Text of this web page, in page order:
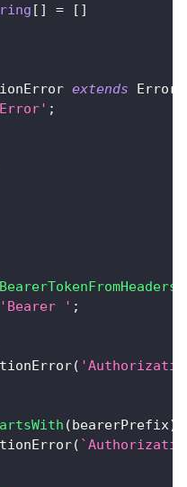
[ ] = [ ]
extends Error
;
'Bearer ' ;
(
(bearerPrefix)
( `